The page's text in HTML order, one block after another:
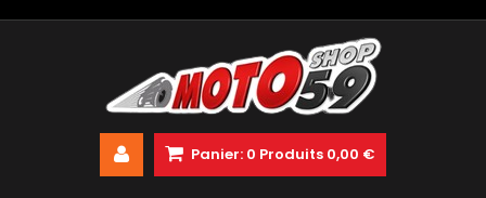
Panier: 0 Produits 0,00 €